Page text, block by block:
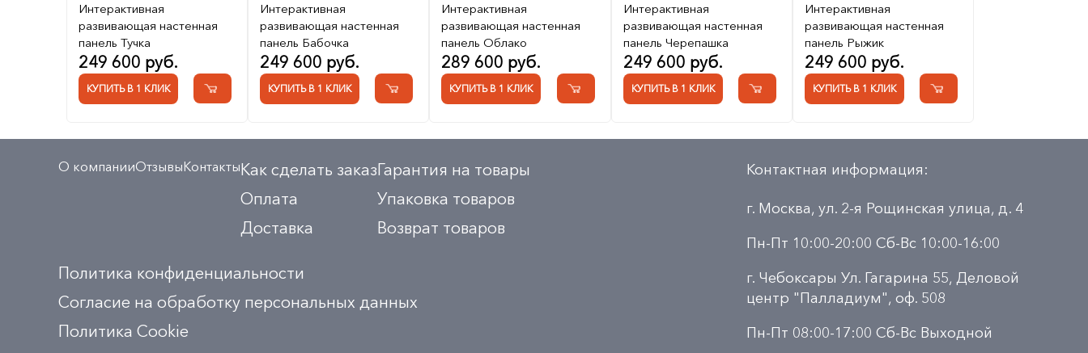
Интерактивная
развивающая настенная
панель Тучка
249 600 руб.
КУПИТЬ В 1 КЛИК
Интерактивная
развивающая настенная
панель Бабочка
249 600 руб.
КУПИТЬ В 1 КЛИК
Интерактивная
развивающая настенная
панель Облако
289 600 руб.
КУПИТЬ В 1 КЛИК
Интерактивная
развивающая настенная
панель Черепашка
249 600 руб.
КУПИТЬ В 1 КЛИК
Интерактивная
развивающая настенная
панель Рыжик
249 600 руб.
КУПИТЬ В 1 КЛИК
О компанииОтзывыКонтактыКак сделать заказ
Оплата
Доставка
Гарантия на товары
Упаковка товаров
Возврат товаров
Политика конфиденциальности
Согласие на обработку персональных данных
Политика Сookie
Контактная информация:
г. Москва, ул. 2-я Рощинская улица, д. 4
Пн-Пт 10:00-20:00 Сб-Вс 10:00-16:00
г. Чебоксары Ул. Гагарина 55, Деловой
центр "Палладиум", оф. 508
Пн-Пт 08:00-17:00 Сб-Вс Выходной